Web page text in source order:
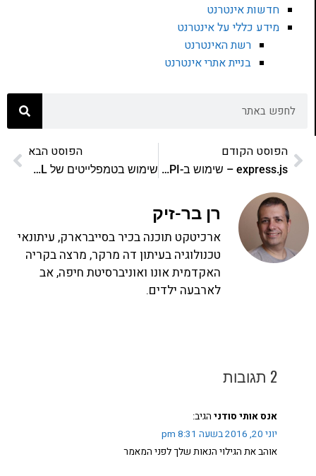
חדשות אינטרנט
מידע כללי על אינטרנט
רשת האינטרנט
בניית אתרי אינטרנט
הפוסט הקודם
express.js – שימוש ב-API של ה-response
הפוסט הבא
שימוש בטמפלייטים של HTML ב-express.js
רן בר-זיק
ארכיטקט תוכנה בכיר בסייברארק, עיתונאי
טכנולוגיה בעיתון דה מרקר, מרצה בקריה
האקדמית אונו ואוניברסיטת חיפה, אב
לארבעה ילדים.
2 תגובות
אנס אותי סודני הגיב:
יוני 20, 2016 בשעה 8:31 pm
אוהב את הגילוי הנאות שלך לפני המאמר